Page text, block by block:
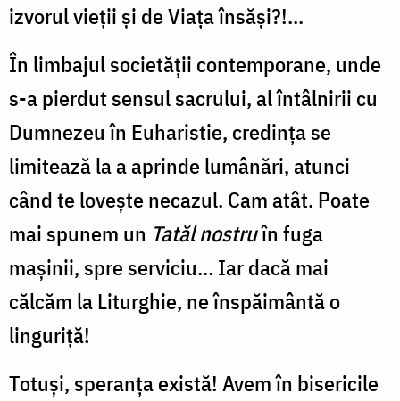
izvorul vieții și de Viața însăși?!...
În limbajul societății contemporane, unde
s-a pierdut sensul sacrului, al întâlnirii cu
Dumnezeu în Euharistie, credința se
limitează la a aprinde lumânări, atunci
când te lovește necazul. Cam atât. Poate
mai spunem un Tatăl nostruîn fuga
mașinii, spre serviciu… Iar dacă mai
călcăm la Liturghie, ne înspăimântă o
linguriță!
Totuși, speranța există! Avem în bisericile